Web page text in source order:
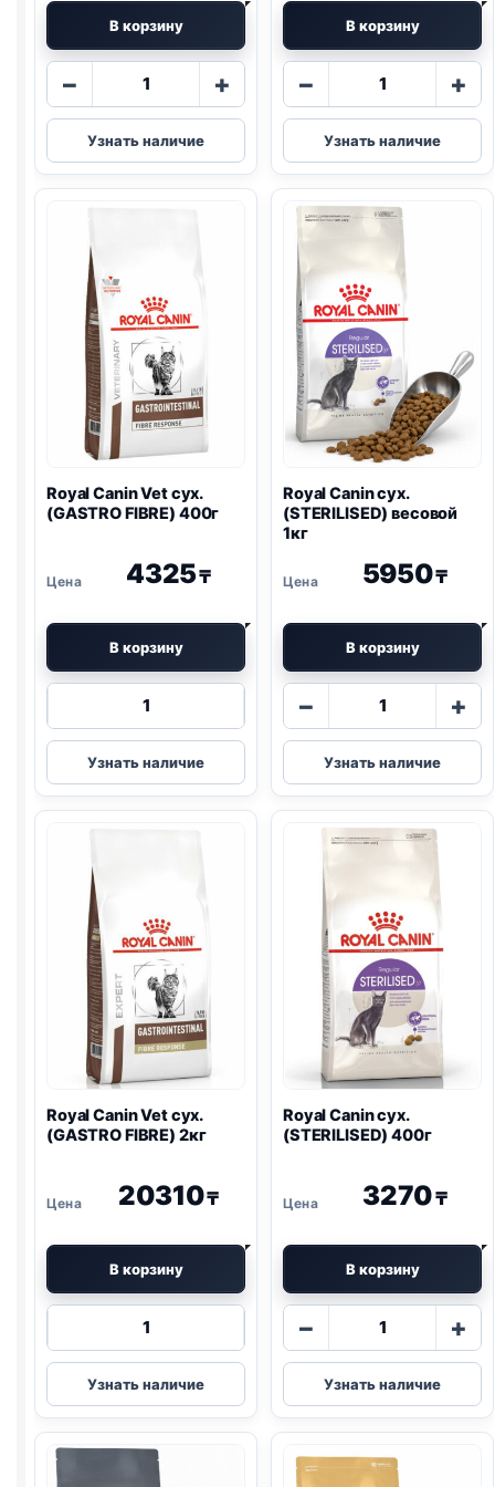
В корзину
−
Количество
Royal
Canin
сух.
+
Узнать наличие
В корзину
−
Количество
Royal
Canin
сух.
весовой
+
Узнать наличие
Royal Canin Vet сух.
(GASTRO FIBRE) 400г
4325₸
В корзину
Количество
Royal
Canin
Vet
Узнать наличие
Royal Canin сух.
(STERILISED) весовой
1кг
5950₸
В корзину
−
Количество
Royal
Canin
сух.
(STERILISED)
весовой
+
Узнать наличие
Royal Canin Vet сух.
(GASTROFIBRE) 2кг
20310₸
В корзину
Количество
Royal
Canin
Vet
сух.
GASTRO
Узнать наличие
Royal Canin сух.
(STERILISED) 400г
3270₸
В корзину
−
Количество
Royal
Canin
сух.
400г
+
Узнать наличие